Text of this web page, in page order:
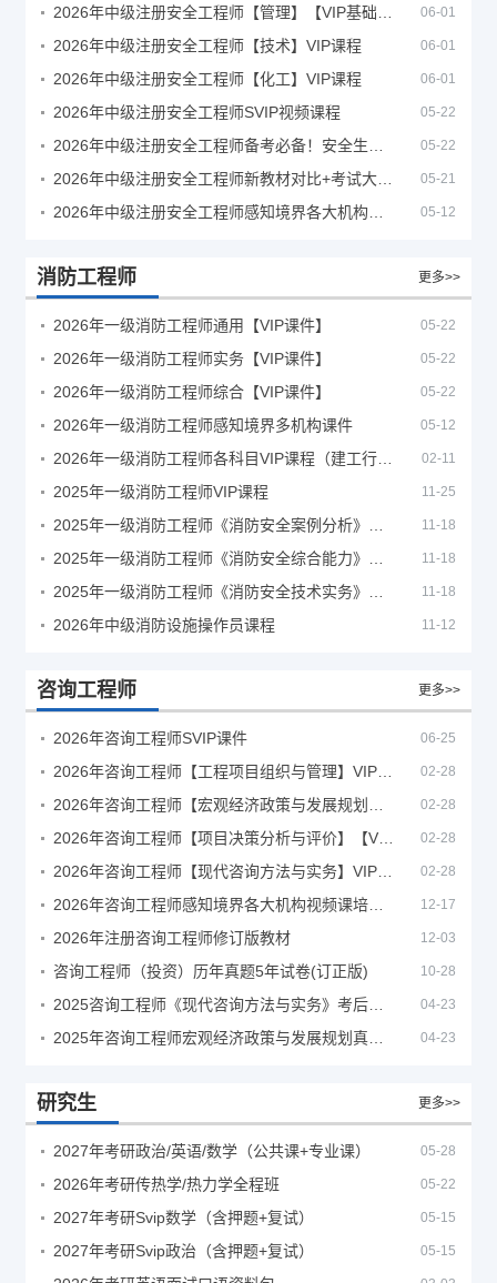
06-01
2026年中级注册安全工程师【技术】VIP课程 06-01
2026年中级注册安全工程师【化工】VIP课程 06-01
2026年中级注册安全工程师SVIP视频课程 05-22
05-22
05-21
05-12
消防工程师 更多>>
2026年一级消防工程师通用【VIP课件】 05-22
2026年一级消防工程师实务【VIP课件】 05-22
2026年一级消防工程师综合【VIP课件】 05-22
2026年一级消防工程师感知境界多机构课件 05-12
02-11
2025年一级消防工程师VIP课程 11-25
11-18
11-18
11-18
2026年中级消防设施操作员课程 11-12
咨询工程师 更多>>
2026年咨询工程师SVIP课件 06-25
02-28
02-28
02-28
02-28
12-17
2026年注册咨询工程师修订版教材 12-03
咨询工程师（投资）历年真题5年试卷(订正版) 10-28
04-23
04-23
研究生 更多>>
2027年考研政治/英语/数学（公共课+专业课） 05-28
2026年考研传热学/热力学全程班 05-22
2027年考研Svip数学（含押题+复试） 05-15
2027年考研Svip政治（含押题+复试） 05-15